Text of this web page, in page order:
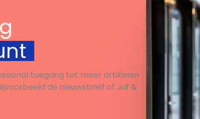
toegang tot meer artikelen
de nieuwsbrief of Juf &